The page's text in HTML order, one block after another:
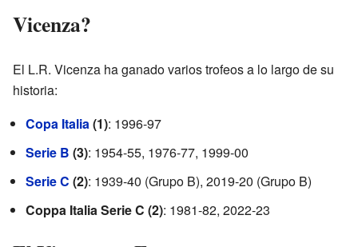
Vicenza?
El L.R. Vicenza ha ganado varios trofeos a lo largo de su
historia:
Copa Italia(1): 1996-97
Serie B (3): 1954-55, 1976-77, 1999-00
Serie C (2): 1939-40 (Grupo B), 2019-20 (Grupo B)
Coppa Italia Serie C (2): 1981-82, 2022-23